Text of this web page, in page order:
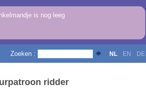
is nog leeg
NL EN DE
Zoeken :
ridder